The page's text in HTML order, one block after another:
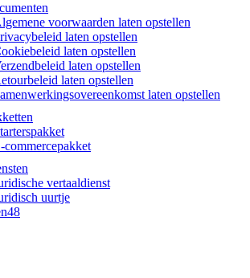
voorwaarden laten opstellen
laten opstellen
laten opstellen
laten opstellen
laten opstellen
laten opstellen
commercepakket
vertaaldienst
uurtje
48